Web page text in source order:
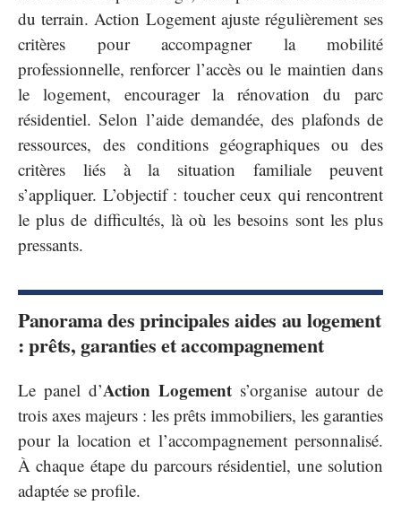
du terrain. Action Logement ajuste régulièrement ses
critères pour accompagner la mobilité
professionnelle, renforcer l’accès ou le maintien dans
le logement, encourager la rénovation du parc
résidentiel. Selon l’aide demandée, des plafonds de
ressources, des conditions géographiques ou des
critères liés à la situation familiale peuvent
s’appliquer. L’objectif : toucher ceux qui rencontrent
le plus de difficultés, là où les besoins sont les plus
pressants.
Panorama des principales aides au logement
: prêts, garanties et accompagnement
Le panel d’Action Logement s’organise autour de
trois axes majeurs : les prêts immobiliers, les garanties
pour la location et l’accompagnement personnalisé.
À chaque étape du parcours résidentiel, une solution
adaptée se profile.